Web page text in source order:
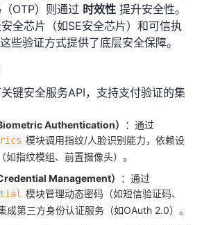
OTP）则通过 ​时效性​ ​ 提升安全性。
全芯片（如SE安全芯片）和可信执
些验证方式提供了底层安全保障。
键安全服务API，支持支付验证的集
Authentication）​ ​：通过
模块调用指纹/人脸识别能力，依赖设
如指纹模组、前置摄像头）。
Management）​
​：通过
模块管理动态密码（如短信验证码、
成第三方身份认证服务（如OAuth 2.0）。